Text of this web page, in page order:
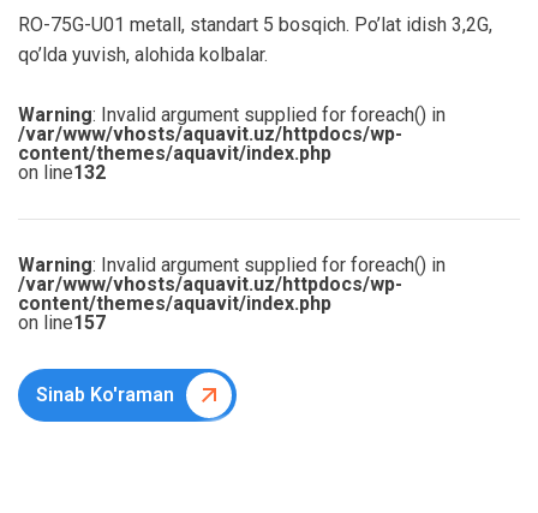
RO-75G-U01 metall, standart 5 bosqich. Po’lat idish 3,2G,
qo’lda yuvish, alohida kolbalar.
Warning: Invalid argument supplied for foreach() in
/var/www/vhosts/aquavit.uz/httpdocs/wp-
content/themes/aquavit/index.php
on line132
Warning: Invalid argument supplied for foreach() in
/var/www/vhosts/aquavit.uz/httpdocs/wp-
content/themes/aquavit/index.php
on line157
Sinab Ko'raman